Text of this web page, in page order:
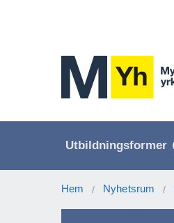
Utbildningsformer
Hem / Nyhetsrum /